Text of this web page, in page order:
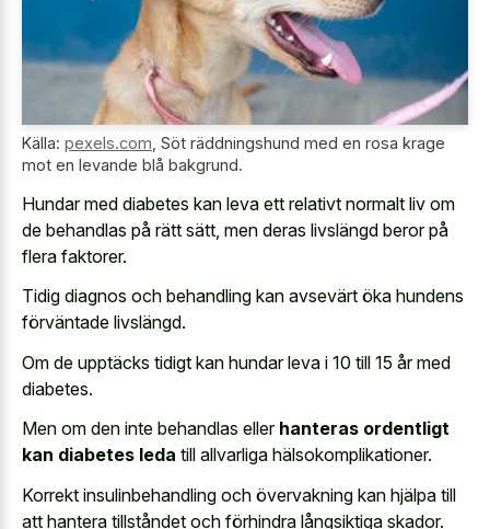
Källa: pexels.com Söt räddningshund med en rosa krage
mot en levande blå bakgrund.
Hundar med diabetes kan leva ett relativt normalt liv om
de behandlas på rätt sätt, men deras livslängd beror på
flera faktorer.
Tidig diagnos och behandling kan avsevärt öka hundens
förväntade livslängd.
Om de upptäcks tidigt kan hundar leva i 10 till 15 år med
diabetes.
Men om den inte behandlas eller hanteras ordentligt
kan diabetes leda till allvarliga hälsokomplikationer.
Korrekt insulinbehandling och övervakning kan hjälpa till
att hantera tillståndet och förhindra långsiktiga skador.